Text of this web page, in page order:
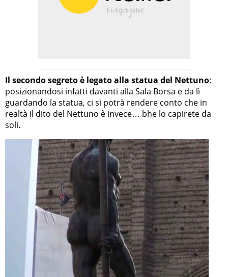
Il secondo segreto è legato alla statua del Nettuno:
posizionandosi infatti davanti alla Sala Borsa e da lì
guardando la statua, ci si potrà rendere conto che in
realtà il dito del Nettuno è invece… bhe lo capirete da
soli.